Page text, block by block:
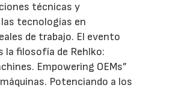
técnicas y
tecnologías en
de trabajo. El evento
la filosofía de Rehlko:
Empowering OEMs”
Potenciando a los